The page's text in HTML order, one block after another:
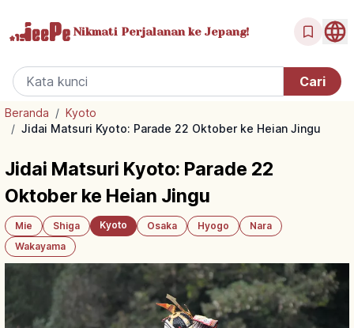
Nikmati Perjalanan ke Jepang!
Beranda / Kyoto
/ Jidai Matsuri Kyoto: Parade 22 Oktober ke Heian Jingu
Jidai Matsuri Kyoto: Parade 22
Oktober ke Heian Jingu
Mie Shiga Kyoto Osaka Hyogo
Nara
Wakayama